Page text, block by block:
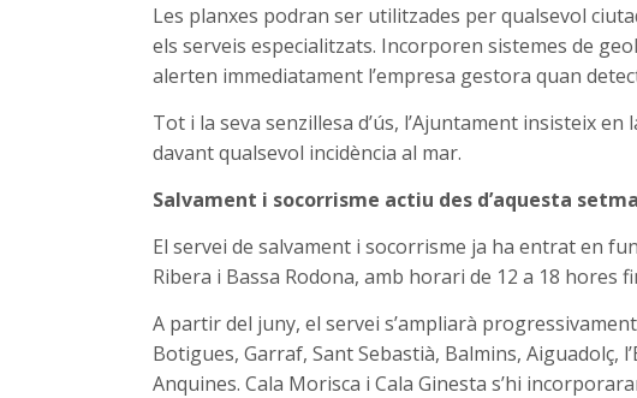
Les planxes podran ser utilitzades per qualsevol
els serveis especialitzats. Incorporen sistemes de
alerten immediatament l’empresa gestora quan
Tot i la seva senzillesa d’ús, l’Ajuntament insisteix en
davant qualsevol incidència al mar.
Salvament i socorrisme actiu des d’aquesta
El servei de salvament i socorrisme ja ha entrat en
Ribera i Bassa Rodona, amb horari de 12 a 18 hores
A partir del juny, el servei s’ampliarà
Botigues, Garraf, Sant Sebastià, Balmins, Aiguadolç,
Anquines. Cala Morisca i Cala Ginesta s’hi